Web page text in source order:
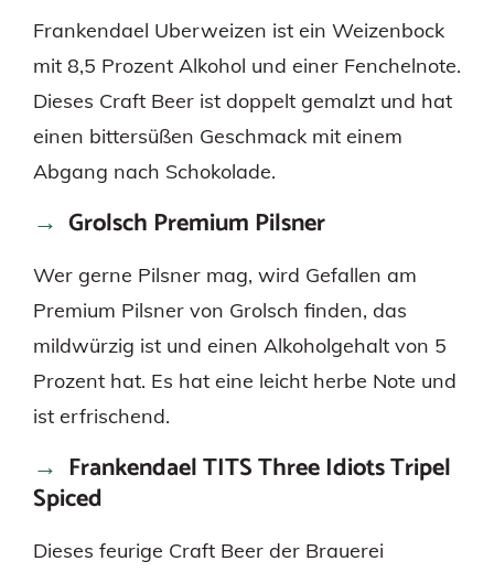
Frankendael Uberweizen ist ein Weizenbock
mit 8,5 Prozent Alkohol und einer Fenchelnote.
Dieses Craft Beer ist doppelt gemalzt und hat
einen bittersüßen Geschmack mit einem
Abgang nach Schokolade.
Grolsch Premium Pilsner
Wer gerne Pilsner mag, wird Gefallen am
Premium Pilsner von Grolsch finden, das
mildwürzig ist und einen Alkoholgehalt von 5
Prozent hat. Es hat eine leicht herbe Note und
ist erfrischend.
Frankendael TITS Three Idiots Tripel
Spiced
Dieses feurige Craft Beer der Brauerei